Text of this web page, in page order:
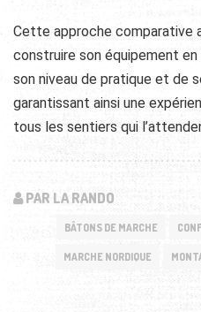
Cette approche comparative
construire son équipement
son niveau de pratique et de
garantissant ainsi une
tous les sentiers qui
PAR LA RANDO
BÂTONS DE MARCHE
MARCHE NORDIQUE